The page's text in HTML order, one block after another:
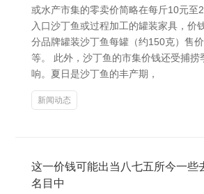
或水产市集的零卖价简略在每斤10元至
入口沙丁鱼或过程加工的罐装家具，价
分品牌罐装沙丁鱼每罐（约150克）售
等。 此外，沙丁鱼的市集价钱还受捕捞
响。夏日是沙丁鱼的丰产期，
新闻动态
这一价钱可能出当八七五所今一些
名目中